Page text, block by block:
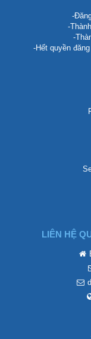
-
-
-
-Hết quyền
LIÊN HỆ